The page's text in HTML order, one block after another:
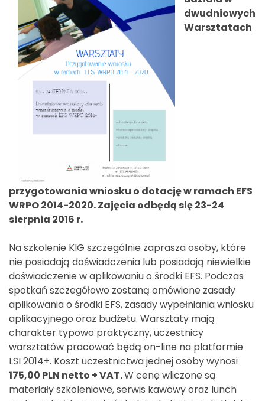
dwudniowych
Warsztatach
przygotowania wniosku o dotację w ramach EFS
WRPO 2014-2020. Zajęcia odbędą się 23-24
sierpnia 2016 r.
Na szkolenie KIG szczególnie zaprasza osoby, które
nie posiadają doświadczenia lub posiadają niewielkie
doświadczenie w aplikowaniu o środki EFS. Podczas
spotkań szczegółowo zostaną omówione zasady
aplikowania o środki EFS, zasady wypełniania wniosku
aplikacyjnego oraz budżetu. Warsztaty mają
charakter typowo praktyczny, uczestnicy
warsztatów pracować będą on-line na platformie
LSI 2014+. Koszt uczestnictwa jednej osoby wynosi
175,00 PLN netto + VAT.W cenę wliczone są
materiały szkoleniowe, serwis kawowy oraz lunch